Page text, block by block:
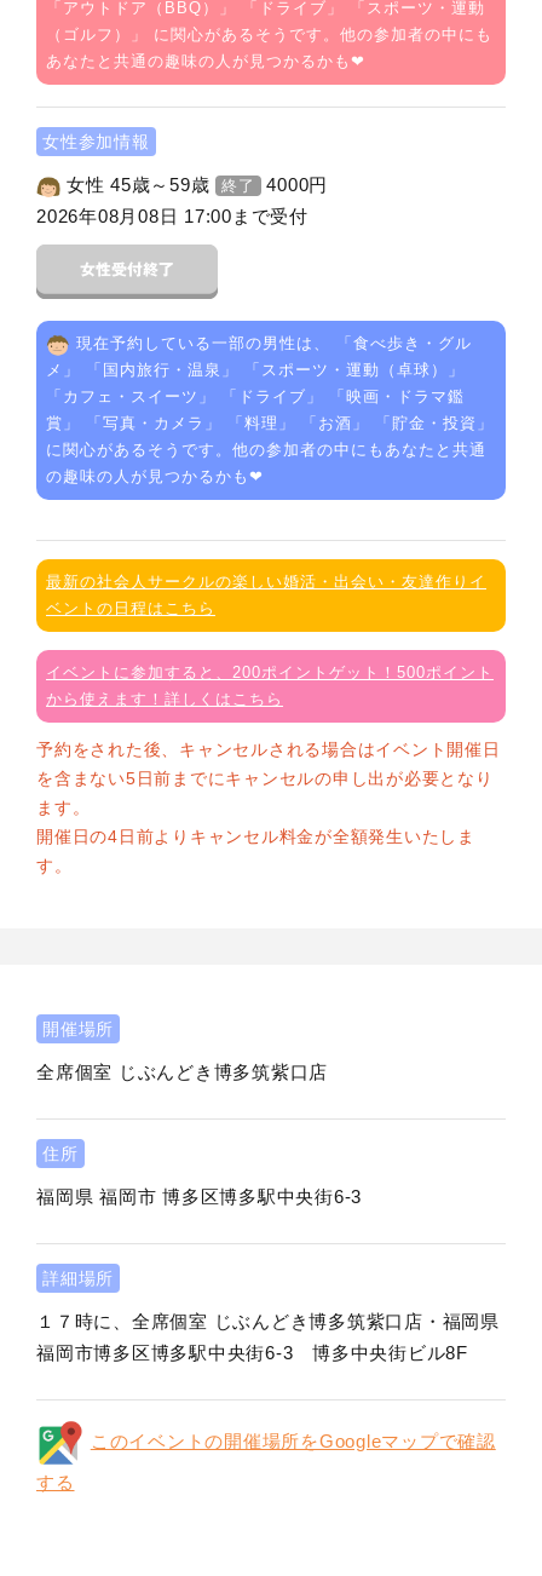
「 アウトドア（BBQ） 」 「 ドライブ 」 「 スポーツ・運動
（ゴルフ）
」 に関心があるそうです。他の参加者の中にも
あなたと共通の趣味の人が見つかるかも❤
女性参加情報
女性 45歳～59歳 終了 4000円
2026年08月08日 17:00まで受付
現在予約している一部の男性は、 「 食べ歩き・グル
メ 」 「 国内旅行・温泉 」 「 スポーツ・運動（卓球）
」
「 カフェ・スイーツ 」 「 ドライブ 」 「 映画・ドラマ鑑
賞 」 「 写真・カメラ 」 「 料理 」 「 お酒 」 「 貯金・投資 」
に関心があるそうです。他の参加者の中にもあなたと共通
の趣味の人が見つかるかも❤
最新の社会人サークルの楽しい婚活・出会い・友達作りイ
ベントの日程はこちら
イベントに参加すると、200ポイントゲット！500ポイント
から使えます！詳しくはこちら
予約をされた後、キャンセルされる場合はイベント開催日
を含まない5日前までにキャンセルの申し出が必要となり
ます。
開催日の4日前よりキャンセル料金が全額発生いたしま
す。
開催場所
全席個室 じぶんどき博多筑紫口店
住所
福岡県 福岡市 博多区博多駅中央街6-3
詳細場所
１７時に、全席個室 じぶんどき博多筑紫口店・福岡県
福岡市博多区博多駅中央街6-3 博多中央街ビル8F
このイベントの開催場所をGoogleマップで確認
する